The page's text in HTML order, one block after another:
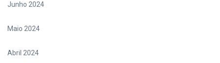
Junho 2024
Maio 2024
Abril 2024